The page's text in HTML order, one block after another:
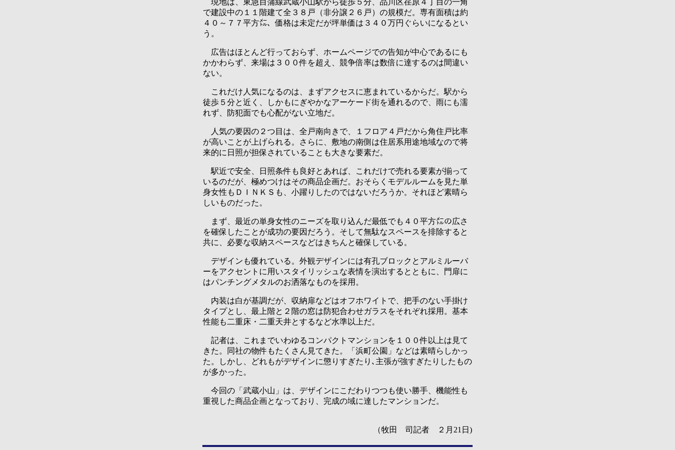
現地は、東急目蒲線武蔵小山駅から徒歩５分、品川区荏原４丁目の一角
で建設中の１１階建て全３８戸（非分譲２６戸）の規模だ。専有面積は約
４０～７７平方㍍、価格は未定だが坪単価は３４０万円ぐらいになるとい
う。
広告はほとんど行っておらず、ホームページでの告知が中心であるにも
かかわらず、来場は３００件を超え、競争倍率は数倍に達するのは間違い
ない。
これだけ人気になるのは、まずアクセスに恵まれているからだ。駅から
徒歩５分と近く、しかもにぎやかなアーケード街を通れるので、雨にも濡
れず、防犯面でも心配がない立地だ。
人気の要因の２つ目は、全戸南向きで、１フロア４戸だから角住戸比率
が高いことが上げられる。さらに、敷地の南側は住居系用途地域なので将
来的に日照が担保されていることも大きな要素だ。
駅近で安全、日照条件も良好とあれば、これだけで売れる要素が揃って
いるのだが、極めつけはその商品企画だ。おそらくモデルルームを見た単
身女性もＤＩＮＫＳも、小躍りしたのではないだろうか。それほど素晴ら
しいものだった。
まず、最近の単身女性のニーズを取り込んだ最低でも４０平方㍍の広さ
を確保したことが成功の要因だろう。そして無駄なスペースを排除すると
共に、必要な収納スペースなどはきちんと確保している。
デザインも優れている。外観デザインには有孔ブロックとアルミルーバ
ーをアクセントに用いスタイリッシュな表情を演出するとともに、門扉に
はパンチングメタルのお洒落なものを採用。
内装は白が基調だが、収納扉などはオフホワイトで、把手のない手掛け
タイプとし、最上階と２階の窓は防犯合わせガラスをそれぞれ採用。基本
性能も二重床・二重天井とするなど水準以上だ。
記者は、これまでいわゆるコンパクトマンションを１００件以上は見て
きた。同社の物件もたくさん見てきた。「浜町公園」などは素晴らしかっ
た。しかし、どれもがデザインに懲りすぎたり､主張が強すぎたりしたもの
が多かった。
今回の「武蔵小山」は、デザインにこだわりつつも使い勝手、機能性も
重視した商品企画となっており、完成の域に達したマンションだ。
（牧田 司記者 ２月21日)